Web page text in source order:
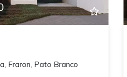
Fraron, Pato Branco